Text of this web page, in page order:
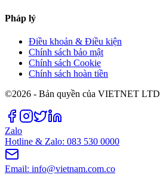
Pháp lý
Điều khoản & Điều kiện
Chính sách bảo mật
Chính sách Cookie
Chính sách hoàn tiền
©2026 - Bản quyền của VIETNET LTD
Zalo
Hotline & Zalo: 083 530 0000
Email: info@vietnam.com.co